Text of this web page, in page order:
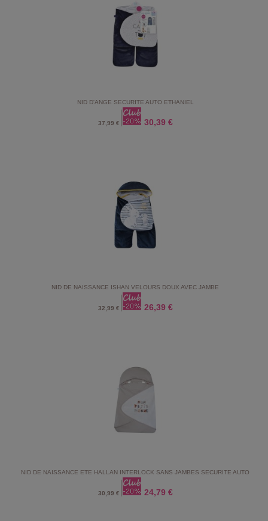
NID D'ANGE SECURITE AUTO ETHANIEL
37,99 € 30,39 €
NID DE NAISSANCE ISHAN VELOURS DOUX AVEC JAMBE
32,99 € 26,39 €
NID DE NAISSANCE ETE HALLAN INTERLOCK SANS JAMBES SECURITE AUTO
30,99 € 24,79 €